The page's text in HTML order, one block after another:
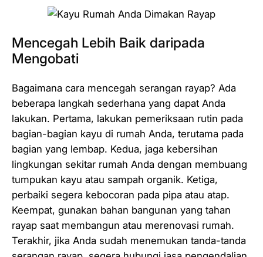
Mencegah Lebih Baik daripada
Mengobati
Bagaimana cara mencegah serangan rayap? Ada
beberapa langkah sederhana yang dapat Anda
lakukan. Pertama, lakukan pemeriksaan rutin pada
bagian-bagian kayu di rumah Anda, terutama pada
bagian yang lembap. Kedua, jaga kebersihan
lingkungan sekitar rumah Anda dengan membuang
tumpukan kayu atau sampah organik. Ketiga,
perbaiki segera kebocoran pada pipa atau atap.
Keempat, gunakan bahan bangunan yang tahan
rayap saat membangun atau merenovasi rumah.
Terakhir, jika Anda sudah menemukan tanda-tanda